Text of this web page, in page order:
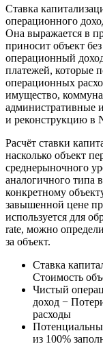
Ставка
операционного
Она выражается в
приносит объект
операционный
платежей, которые
операционных
имущество,
административные
и реконструкцию в
Расчёт ставки
насколько объект
среднерыночного
аналогичного типа
конкретному
завышенной цене
используется для
rate, можно
за объект.
Ставка
Стоимость
Чистый
доход −
расходы
из 100%